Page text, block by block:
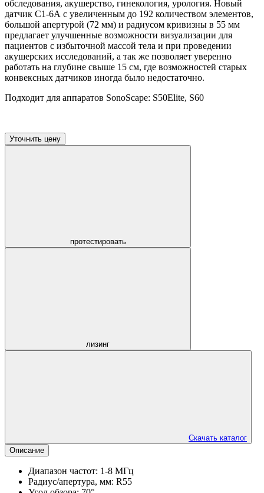
обследования, акушерство, гинекология, урология. Новый
датчик С1-6А с увеличенным до 192 количеством элементов,
большой апертурой (72 мм) и радиусом кривизны в 55 мм
предлагает улучшенные возможности визуализации для
пациентов с избыточной массой тела и при проведении
акушерских исследований, а так же позволяет уверенно
работать на глубине свыше 15 см, где возможностей старых
конвексных датчиков иногда было недостаточно.
Подходит для аппаратов SonoScape: S50Elite, S60
Уточнить цену
протестировать
лизинг
Скачать каталог
Описание
Диапазон частот: 1-8 МГц
Радиуc/апертура, мм: R55